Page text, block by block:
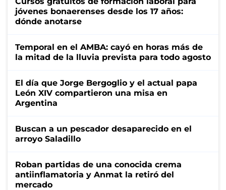
jóvenes bonaerenses desde los 17 años:
dónde anotarse
Temporal en el AMBA: cayó en horas más de
la mitad de la lluvia prevista para todo agosto
El día que Jorge Bergoglio y el actual papa
León XIV compartieron una misa en
Argentina
Buscan a un pescador desaparecido en el
arroyo Saladillo
Roban partidas de una conocida crema
antiinflamatoria y Anmat la retiró del
mercado